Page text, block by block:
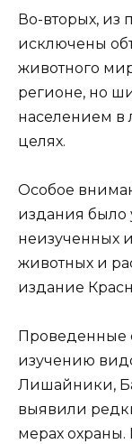
Во-вторых, из
исключены
животного
регионе, но
населением в
целях.
Особое
издания было
неизученных
животных и
издание
Проведенные
изучению
Лишайники,
выявили
мерах